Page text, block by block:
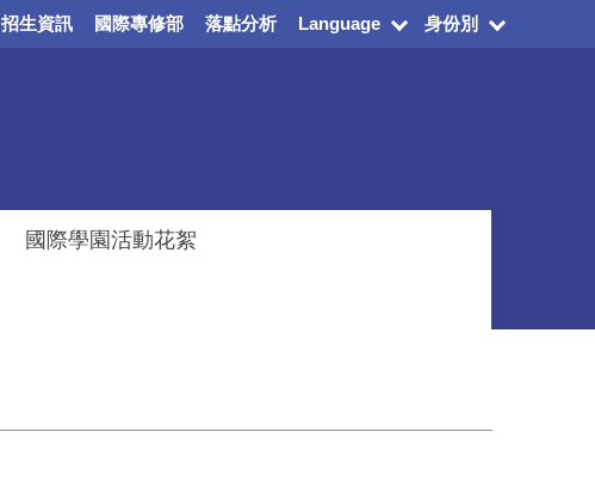
招生資訊 國際專修部 落點分析 Language 身份別
國際學園活動花絮